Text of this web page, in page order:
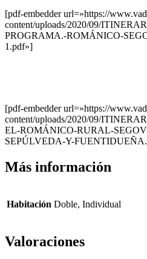
[pdf-embedder url=»https://
content/uploads/2020/09/
PROGRAMA.-ROMÁNICO-
1.pdf»]
[pdf-embedder url=»https://
content/uploads/2020/09/
EL-ROMÁNICO-RURAL-
SEPÚLVEDA-Y-
Más información
Habitación Doble, Individual
Valoraciones